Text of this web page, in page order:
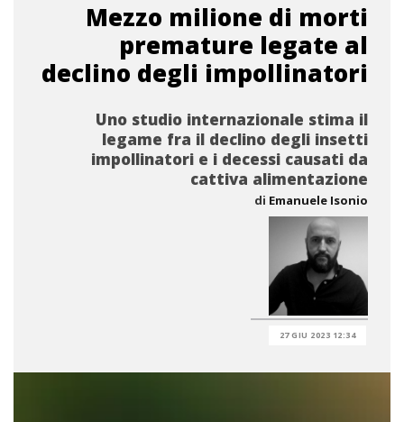
Mezzo milione di morti
premature legate al
declino degli impollinatori
Uno studio internazionale stima il
legame fra il declino degli insetti
impollinatori e i decessi causati da
cattiva alimentazione
di Emanuele Isonio
27 GIU 2023 12:34